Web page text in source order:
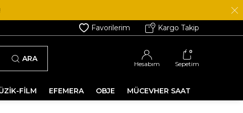
Favorilerim Kargo Takip
ARA
Hesabım
0
Sepetim
FİLM EFEMERA OBJE MÜCEVHER SAAT